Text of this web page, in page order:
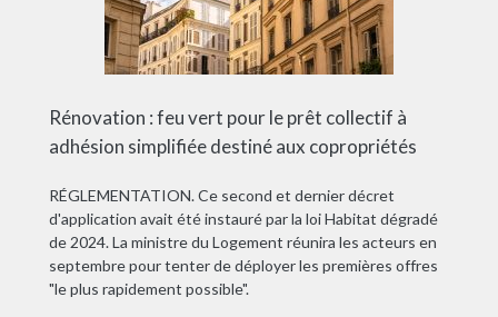
Rénovation : feu vert pour le prêt collectif à
adhésion simplifiée destiné aux copropriétés
RÉGLEMENTATION. Ce second et dernier décret
d'application avait été instauré par la loi Habitat dégradé
de 2024. La ministre du Logement réunira les acteurs en
septembre pour tenter de déployer les premières offres
"le plus rapidement possible".